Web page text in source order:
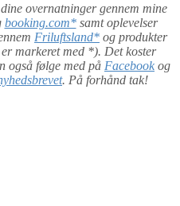
overnatninger gennem mine
booking.com*samt oplevelser
Friluftsland* og produkter
markeret med *). Det koster
også følge med på Facebook og
. På forhånd tak!